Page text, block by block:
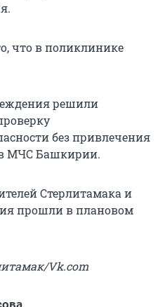
что в поликлинике
решили
без привлечения
МЧС Башкирии.
Стерлитамака и
прошли в плановом
Vk.com